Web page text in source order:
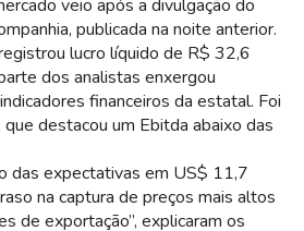
veio após a divulgação do
publicada na noite anterior.
lucro líquido de R$ 32,6
dos analistas enxergou
financeiros da estatal. Foi
destacou um Ebitda abaixo das
das expectativas em US$ 11,7
na captura de preços mais altos
de exportação”, explicaram os